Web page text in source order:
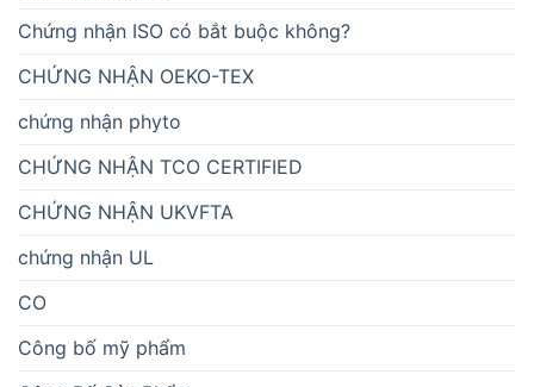
Chứng nhận ISO có bắt buộc không?
CHỨNG NHẬN OEKO-TEX
chứng nhận phyto
CHỨNG NHẬN TCO CERTIFIED
CHỨNG NHẬN UKVFTA
chứng nhận UL
CO
Công bố mỹ phẩm